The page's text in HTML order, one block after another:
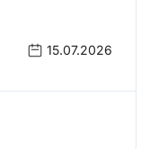
15.07.2026